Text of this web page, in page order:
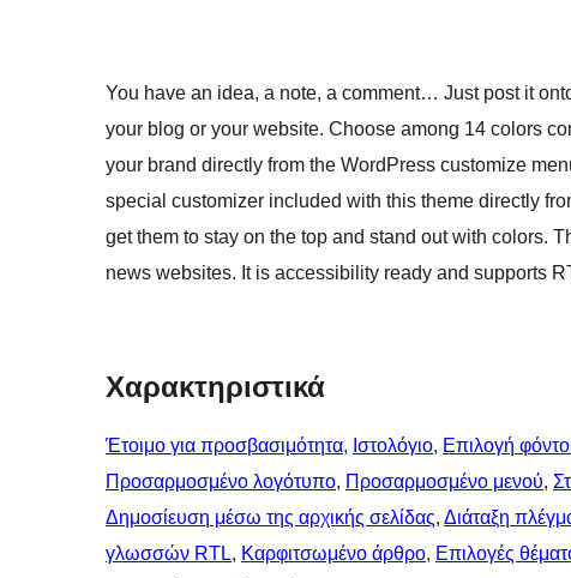
You have an idea, a note, a comment… Just post it
your blog or your website. Choose among 14 colors
your brand directly from the WordPress customize
special customizer included with this theme directly
get them to stay on the top and stand out with colors.
news websites. It is accessibility ready and supports
Χαρακτηριστικά
Έτοιμο για προσβασιμότητα, Ιστολόγιο, Επιλογή
Προσαρμοσμένο λογότυπο, Προσαρμοσμένο μενού,
Δημοσίευση μέσω της αρχικής σελίδας, Διάταξη
γλωσσών RTL, Καρφιτσωμένo άρθρo, Επιλογές